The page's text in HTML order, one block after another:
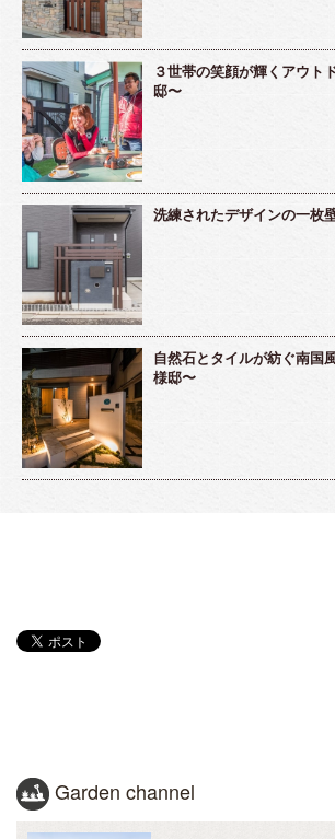
３世帯の笑顔が輝くアウト
邸〜
洗練されたデザインの一枚
自然石とタイルが紡ぐ南国
様邸〜
Garden channel